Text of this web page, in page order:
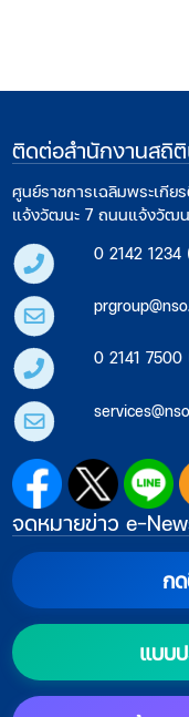
ติดต่อสำนักงานสถิ
ศูนย์ราชการเฉลิมพระเกี
แจ้งวัฒนะ 7 ถนนแจ้งวัฒน
0 2142 1234
0 2141
จดหมายข่าว e-
ก
แบบ